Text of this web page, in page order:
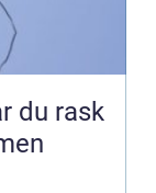
du rask